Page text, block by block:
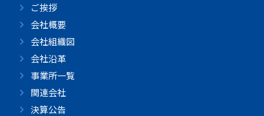
ご挨拶
会社概要
会社組織図
会社沿革
事業所一覧
関連会社
決算公告